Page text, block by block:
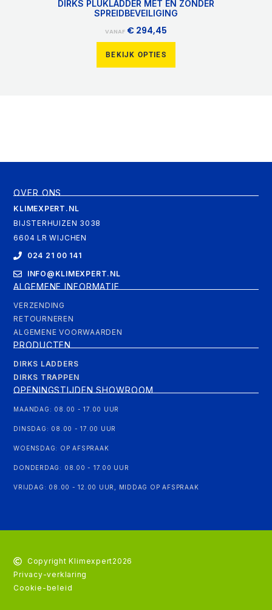
DIRKS PLUKLADDER MET EN ZONDER
SPREIDBEVEILIGING
VANAF € 294,45
BEKIJK OPTIES
OVER ONS
KLIMEXPERT.NL
BIJSTERHUIZEN 3038
6604 LR WIJCHEN
024 21 00 141
INFO@KLIMEXPERT.NL
ALGEMENE INFORMATIE
VERZENDING
RETOURNEREN
ALGEMENE VOORWAARDEN
PRODUCTEN
DIRKS LADDERS
DIRKS TRAPPEN
OPENINGSTIJDEN SHOWROOM
MAANDAG: 08.00 - 17.00 UUR
DINSDAG: 08.00 - 17.00 UUR
WOENSDAG: OP AFSPRAAK
DONDERDAG: 08.00 - 17.00 UUR
VRIJDAG: 08.00 - 12.00 UUR, MIDDAG OP AFSPRAAK
Copyright Klimexpert2026
Privacy-verklaring
Cookie-beleid